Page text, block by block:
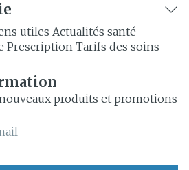
utiles Actualités santé
Prescription Tarifs des soins
produits et promotions